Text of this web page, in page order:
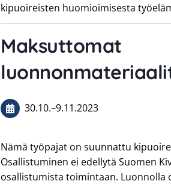
kipuoireisten huomioimisesta
Maksuttomat
30.10.–9.11.2023
Nämä työpajat on suunnattu
Osallistuminen ei edellytä Suomen
osallistumista toimintaan.